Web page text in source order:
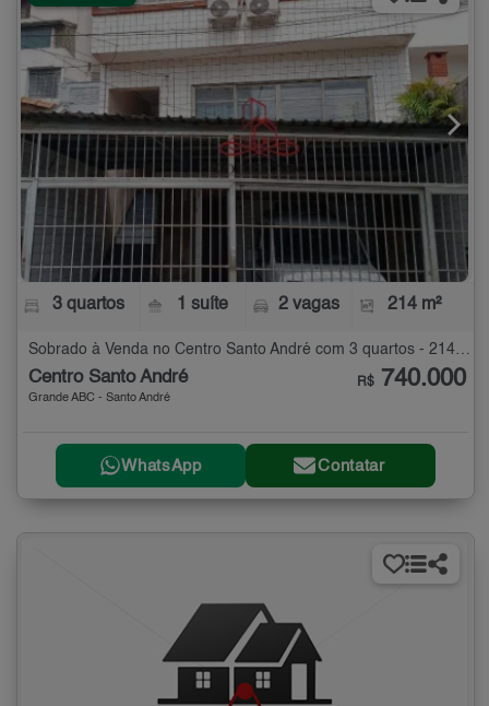
3 quartos 1 suíte 2 vagas 214 m²
Sobrado à Venda no Centro Santo André com 3 quartos - 214 m²
Centro Santo André
Grande ABC - Santo André
R$ 740.000
WhatsApp Contatar